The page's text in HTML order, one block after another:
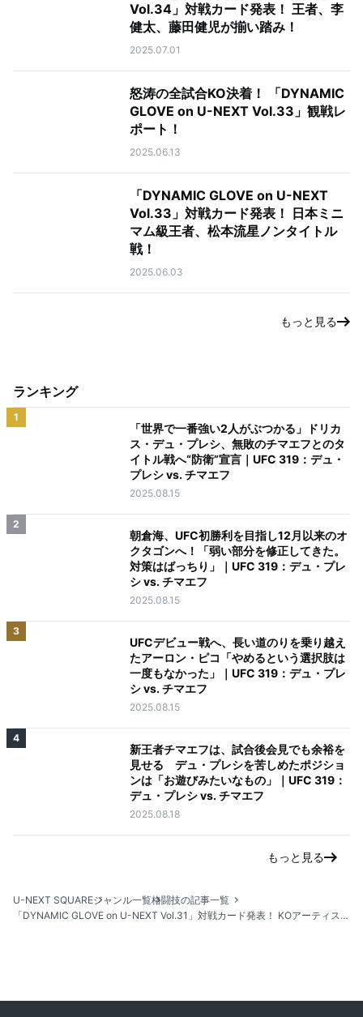
Vol.34」対戦カード発表！ 王者、李
健太、藤田健児が揃い踏み！
2025.07.01
怒涛の全試合KO決着！ 「DYNAMIC
GLOVE on U-NEXT Vol.33」観戦レ
ポート！
2025.06.13
「DYNAMIC GLOVE on U-NEXT
Vol.33」対戦カード発表！ 日本ミニ
マム級王者、松本流星ノンタイトル
戦！
2025.06.03
もっと見る
ランキング
1
「世界で一番強い2人がぶつかる」ドリカ
ス・デュ・プレシ、無敗のチマエフとのタ
イトル戦へ“防衛”宣言｜UFC 319：デュ・
プレシ vs. チマエフ
2025.08.15
2
朝倉海、UFC初勝利を目指し12月以来のオ
クタゴンへ！「弱い部分を修正してきた。
対策はばっちり」｜UFC 319：デュ・プレ
シ vs. チマエフ
2025.08.15
3
UFCデビュー戦へ、長い道のりを乗り越え
たアーロン・ピコ「やめるという選択肢は
一度もなかった」｜UFC 319：デュ・プレ
シ vs. チマエフ
2025.08.15
4
新王者チマエフは、試合後会見でも余裕を
見せる デュ・プレシを苦しめたポジショ
ンは「お遊びみたいなもの」｜UFC 319：
デュ・プレシ vs. チマエフ
2025.08.18
もっと見る
U-NEXT SQUAREジャンル一覧格闘技の記事一覧
「DYNAMIC GLOVE on U-NEXT Vol.31」対戦カード発表！ KOアーティスト、波田 大和の初防衛戦！